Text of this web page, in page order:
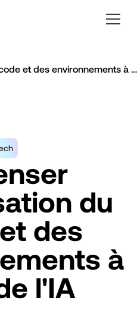
Repenser l'organisation du code et des environnements à l'ère de l'IA
du
des
à
l'IA